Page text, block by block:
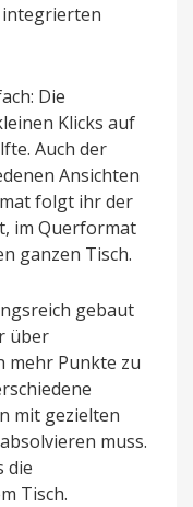
integrierten
Die
Klicks auf
Auch der
Ansichten
folgt ihr der
im Querformat
ganzen Tisch.
gebaut
über
mehr Punkte zu
mit gezielten
muss.
die
Tisch.